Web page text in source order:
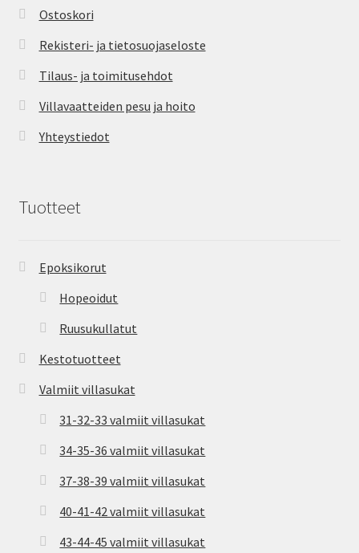
Ostoskori
Rekisteri- ja tietosuojaseloste
Tilaus- ja toimitusehdot
Villavaatteiden pesu ja hoito
Yhteystiedot
Tuotteet
Epoksikorut
Hopeoidut
Ruusukullatut
Kestotuotteet
Valmiit villasukat
31-32-33 valmiit villasukat
34-35-36 valmiit villasukat
37-38-39 valmiit villasukat
40-41-42 valmiit villasukat
43-44-45 valmiit villasukat